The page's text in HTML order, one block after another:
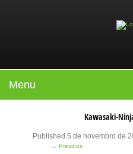
Menu
Kawasaki-
Published 5 de novembro de
← Previous